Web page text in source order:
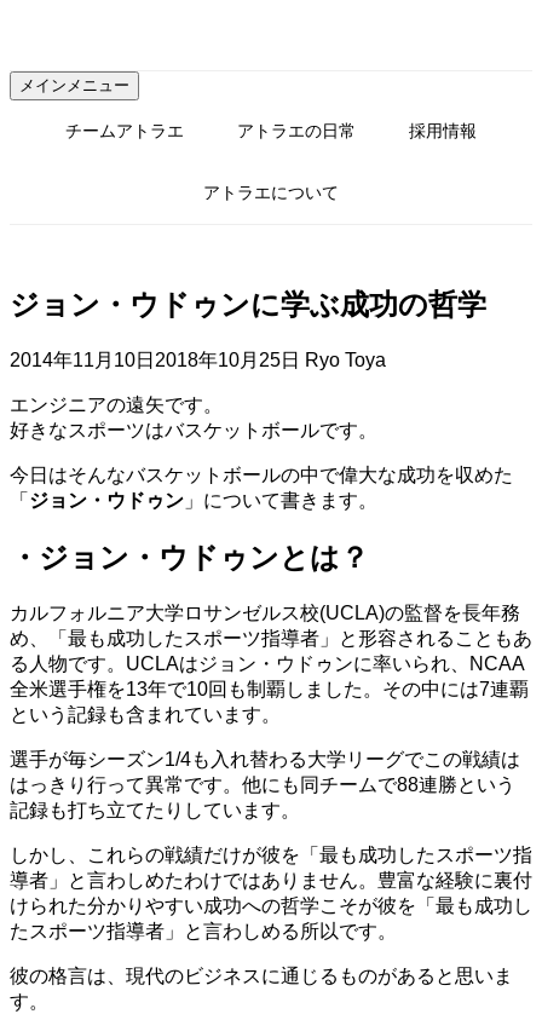
テ
ン
メインメニュー
チームアトラエ アトラエの日常 採用情報
アトラエについて
ジョン・ウドゥンに学ぶ成功の哲学
2014年11月10日 2018年10月25日 Ryo Toya
エンジニアの遠矢です。
好きなスポーツはバスケットボールです。
今日はそんなバスケットボールの中で偉大な成功を収めた
「 ジョン・ウドゥン 」について書きます。
・ジョン・ウドゥンとは？
カルフォルニア大学ロサンゼルス校(UCLA)の監督を長年務
め、「最も成功したスポーツ指導者」と形容されることもあ
る人物です。UCLAはジョン・ウドゥンに率いられ、NCAA
全米選手権を13年で10回も制覇しました。その中には7連覇
という記録も含まれています。
選手が毎シーズン1/4も入れ替わる大学リーグでこの戦績は
はっきり行って異常です。他にも同チームで88連勝という
記録も打ち立てたりしています。
しかし、これらの戦績だけが彼を「最も成功したスポーツ指
導者」と言わしめたわけではありません。豊富な経験に裏付
けられた分かりやすい成功への哲学こそが彼を「最も成功し
たスポーツ指導者」と言わしめる所以です。
彼の格言は、現代のビジネスに通じるものがあると思いま
す。